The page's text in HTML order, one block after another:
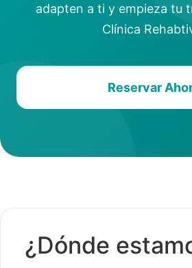
adapten a ti y empieza tu
Clínica
Reservar
¿Dónde